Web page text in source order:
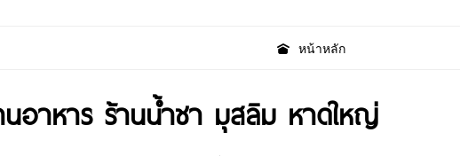
หน้าหลัก
นอาหาร ร้านน้ำชา มุสลิม หาดใหญ่